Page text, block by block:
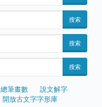
搜索
搜索
搜索
總筆畫數
說文解字
開放古文字字形庫